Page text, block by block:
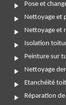
Pose et
Nettoyage et
Nettoyage et
Isolation
Peinture sur
Nettoyage
Etanchéité
Réparation